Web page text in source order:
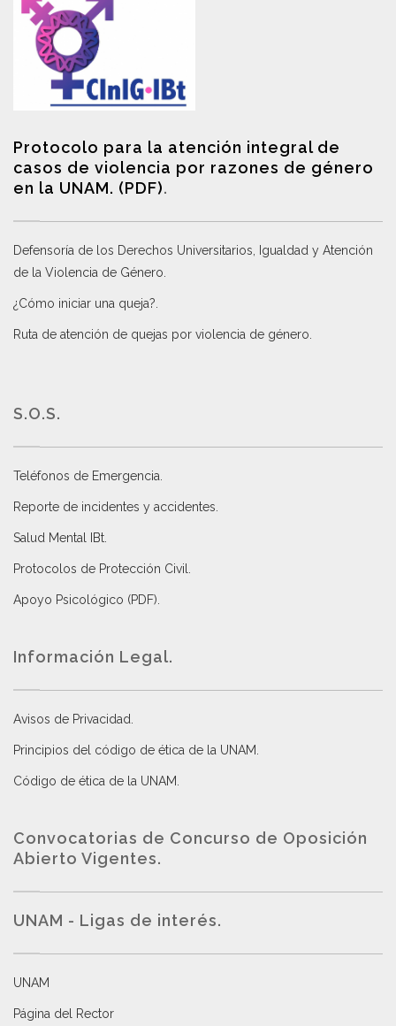
Protocolo para la atención integral de
casos de violencia por razones de género
en la UNAM. (PDF).
Defensoría de los Derechos Universitarios, Igualdad y Atención
de la Violencia de Género
¿Cómo iniciar una queja?
Ruta de atención de quejas por violencia de género
S.O.S.
Teléfonos de Emergencia.
Reporte de incidentes y accidentes
Salud Mental IBt
Protocolos de Protección Civil
Apoyo Psicológico (PDF)
Información Legal.
Avisos de Privacidad
Principios del código de ética de la UNAM
Código de ética de la UNAM
Convocatorias de Concurso de Oposición
Abierto Vigentes.
UNAM - Ligas de interés.
UNAM
Página del Rector